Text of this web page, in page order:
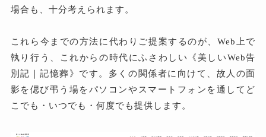
場合も、十分考えられます。
これら今までの方法に代わりご提案するのが、Web上で
執り行う、これからの時代にふさわしい《美しいWeb告
別記｜記憶葬》です。多くの関係者に向けて、故人の面
影を偲び弔う場をパソコンやスマートフォンを通してど
こでも・いつでも・何度でも提供します。